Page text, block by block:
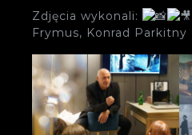
Zdjęcia wykonali:
Frymus, Konrad Parkitny